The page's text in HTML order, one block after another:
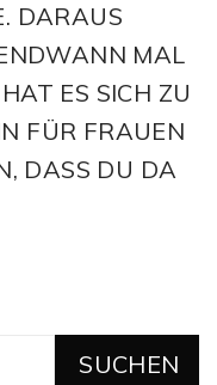
DARAUS
MAL
ES SICH ZU
FÜR FRAUEN
DASS DU DA